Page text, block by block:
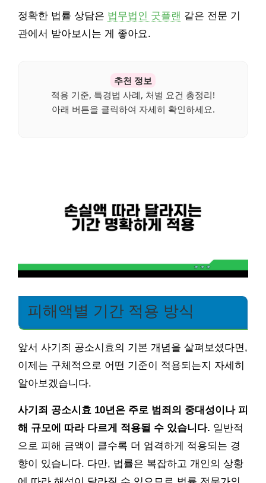
정확한 법률 상담은 법무법인 굿플랜 같은 전문 기
관에서 받아보시는 게 좋아요.
추천 정보
적용 기준, 특경법 사례, 처벌 요건 총정리!
아래 버튼을 클릭하여 자세히 확인하세요.
피해액별 기간 적용 방식
앞서 사기죄 공소시효의 기본 개념을 살펴보셨다면,
이제는 구체적으로 어떤 기준이 적용되는지 자세히
알아보겠습니다.
사기죄 공소시효 10년은 주로 범죄의 중대성이나 피
해 규모에 따라 다르게 적용될 수 있습니다. 일반적
으로 피해 금액이 클수록 더 엄격하게 적용되는 경
향이 있습니다. 다만, 법률은 복잡하고 개인의 상황